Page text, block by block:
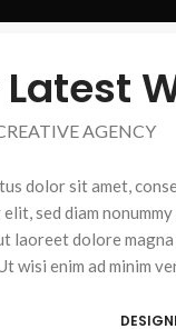
Latest
AGENCY
dolor sit amet,
sed diam
laoreet dolore
wisi enim ad minim